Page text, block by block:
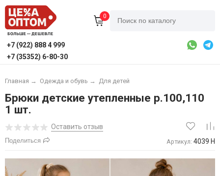
0
+7 (922) 888 4 999
+7 (35352) 6-80-30
Главная → Одежда и обувь → Для детей
Брюки детские утепленные р.100,110
1 шт.
Оставить отзыв
Поделиться Артикул: 4039 Н